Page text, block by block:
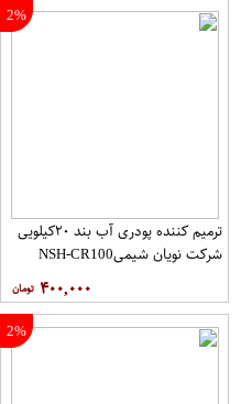
2%
ترمیم کننده پودری آب بند ۲۰کیلویی
شرکت نویان شیمیNSH-CR100
۴۰۰,۰۰۰
2%